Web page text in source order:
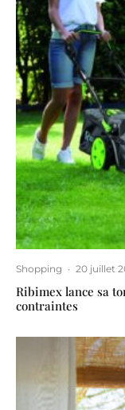
Shopping · 20 juillet
Ribimex lance sa
contraintes